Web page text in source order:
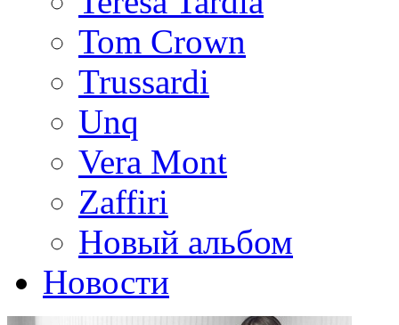
Tom Crown
Trussardi
Unq
Vera Mont
Zaffiri
Новый альбом
Новости